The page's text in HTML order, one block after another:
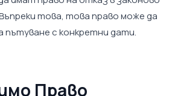
това, това право може да
пътуване с конкретни дати.
Право